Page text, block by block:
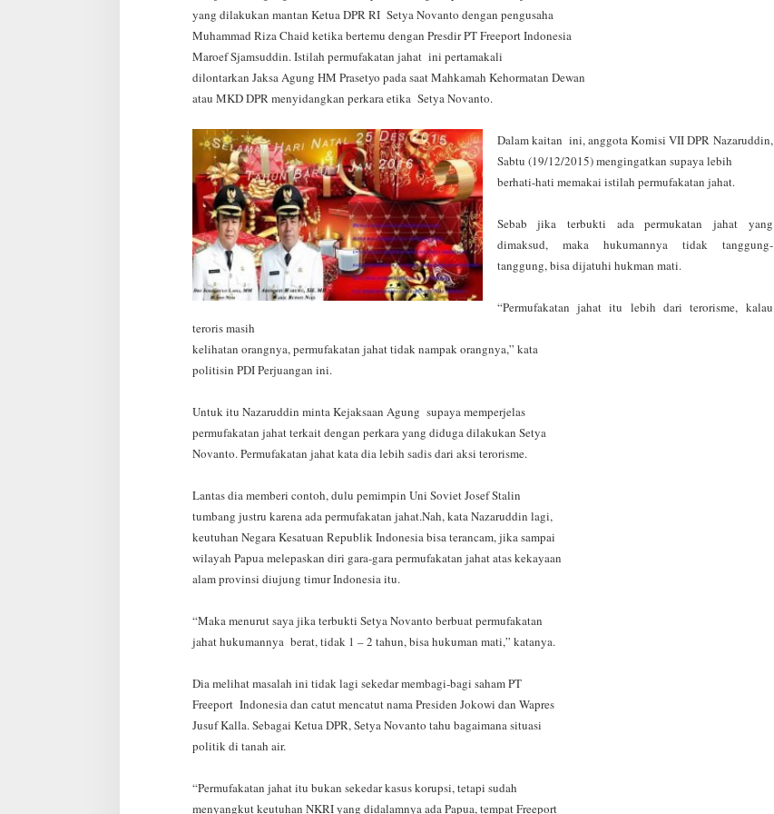
yang dilakukan mantan Ketua DPR RI Setya Novanto dengan pengusaha
Muhammad Riza Chaid ketika bertemu dengan Presdir PT Freeport Indonesia
Maroef Sjamsuddin. Istilah permufakatan jahat ini pertamakali
dilontarkan Jaksa Agung HM Prasetyo pada saat Mahkamah Kehormatan Dewan
atau MKD DPR menyidangkan perkara etika Setya Novanto.
Dalam kaitan ini, anggota Komisi VII DPR Nazaruddin,
Sabtu (19/12/2015) mengingatkan supaya lebih
berhati-hati memakai istilah permufakatan jahat.
Sebab jika terbukti ada permukatan jahat yang
dimaksud, maka hukumannya tidak tanggung-
tanggung, bisa dijatuhi hukman mati.
“Permufakatan jahat itu lebih dari terorisme, kalau
teroris masih
kelihatan orangnya, permufakatan jahat tidak nampak orangnya,” kata
politisin PDI Perjuangan ini.
Untuk itu Nazaruddin minta Kejaksaan Agung supaya memperjelas
permufakatan jahat terkait dengan perkara yang diduga dilakukan Setya
Novanto. Permufakatan jahat kata dia lebih sadis dari aksi terorisme.
Lantas dia memberi contoh, dulu pemimpin Uni Soviet Josef Stalin
tumbang justru karena ada permufakatan jahat.Nah, kata Nazaruddin lagi,
keutuhan Negara Kesatuan Republik Indonesia bisa terancam, jika sampai
wilayah Papua melepaskan diri gara-gara permufakatan jahat atas kekayaan
alam provinsi diujung timur Indonesia itu.
“Maka menurut saya jika terbukti Setya Novanto berbuat permufakatan
jahat hukumannya berat, tidak 1 – 2 tahun, bisa hukuman mati,” katanya.
Dia melihat masalah ini tidak lagi sekedar membagi-bagi saham PT
Freeport Indonesia dan catut mencatut nama Presiden Jokowi dan Wapres
Jusuf Kalla. Sebagai Ketua DPR, Setya Novanto tahu bagaimana situasi
politik di tanah air.
“Permufakatan jahat itu bukan sekedar kasus korupsi, tetapi sudah
menyangkut keutuhan NKRI yang didalamnya ada Papua, tempat Freeport